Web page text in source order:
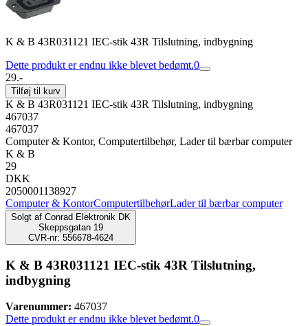
K & B 43R031121 IEC-stik 43R Tilslutning, indbygning
Dette produkt er endnu ikke blevet bedømt.0
29.-
Tilføj til kurv
K & B 43R031121 IEC-stik 43R Tilslutning, indbygning
467037
467037
Computer & Kontor, Computertilbehør, Lader til bærbar computer
K & B
29
DKK
2050001138927
Computer & KontorComputertilbehørLader til bærbar computer
Solgt af Conrad Elektronik DK
Skeppsgatan 19
CVR-nr: 556678-4624
K & B 43R031121 IEC-stik 43R Tilslutning,
indbygning
Varenummer: 467037
Dette produkt er endnu ikke blevet bedømt.0